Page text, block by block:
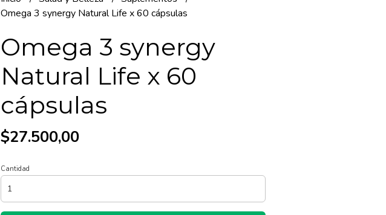
Omega 3 synergy Natural Life x 60 cápsulas
Omega 3 synergy
Natural Life x 60
cápsulas
$27.500,00
Cantidad